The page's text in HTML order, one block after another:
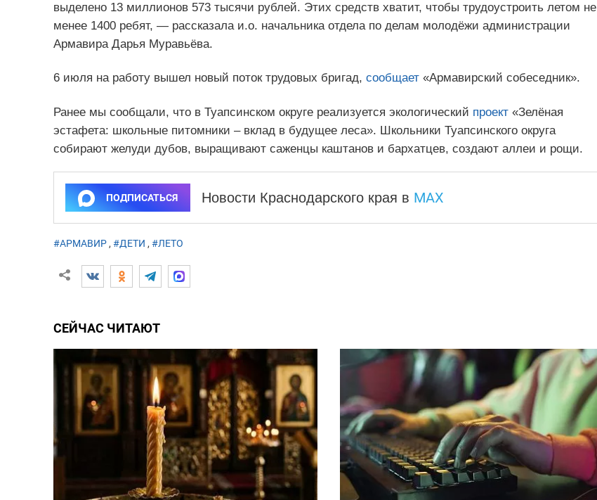
выделено 13 миллионов 573 тысячи рублей. Этих средств хватит, чтобы трудоустроить летом не
менее 1400 ребят, — рассказала и.о. начальника отдела по делам молодёжи администрации
Армавира Дарья Муравьёва.
6 июля на работу вышел новый поток трудовых бригад, сообщает«Армавирский собеседник».
Ранее мы сообщали, что в Туапсинском округе реализуется экологический проект«Зелёная
эстафета: школьные питомники – вклад в будущее леса». Школьники Туапсинского округа
собирают желуди дубов, выращивают саженцы каштанов и бархатцев, создают аллеи и рощи.
ПОДПИСАТЬСЯ Новости Краснодарского края в MAX
#АРМАВИР, #ДЕТИ , #ЛЕТО
СЕЙЧАС ЧИТАЮТ